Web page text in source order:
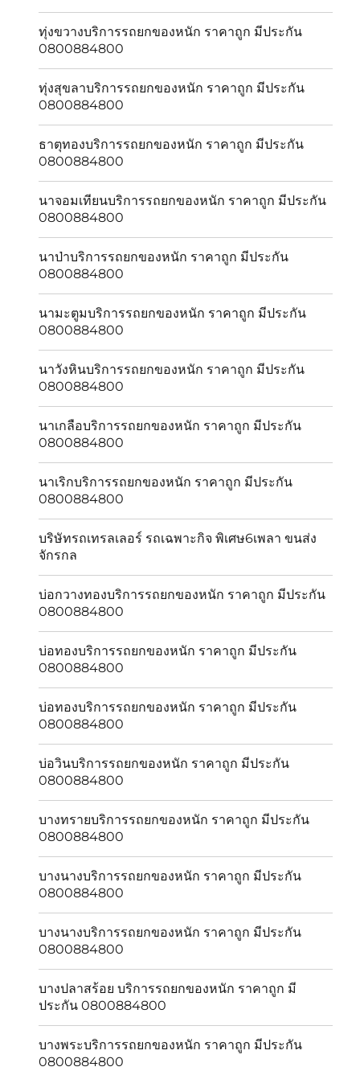
ทุ่งขวางบริการรถยกของหนัก ราคาถูก มีประกัน
0800884800
ทุ่งสุขลาบริการรถยกของหนัก ราคาถูก มีประกัน
0800884800
ธาตุทองบริการรถยกของหนัก ราคาถูก มีประกัน
0800884800
นาจอมเทียนบริการรถยกของหนัก ราคาถูก มีประกัน
0800884800
นาป่าบริการรถยกของหนัก ราคาถูก มีประกัน
0800884800
นามะตูมบริการรถยกของหนัก ราคาถูก มีประกัน
0800884800
นาวังหินบริการรถยกของหนัก ราคาถูก มีประกัน
0800884800
นาเกลือบริการรถยกของหนัก ราคาถูก มีประกัน
0800884800
นาเริกบริการรถยกของหนัก ราคาถูก มีประกัน
0800884800
บริษัทรถเทรลเลอร์ รถเฉพาะกิจ พิเศษ6เพลา ขนส่ง
จักรกล
บ่อกวางทองบริการรถยกของหนัก ราคาถูก มีประกัน
0800884800
บ่อทองบริการรถยกของหนัก ราคาถูก มีประกัน
0800884800
บ่อทองบริการรถยกของหนัก ราคาถูก มีประกัน
0800884800
บ่อวินบริการรถยกของหนัก ราคาถูก มีประกัน
0800884800
บางทรายบริการรถยกของหนัก ราคาถูก มีประกัน
0800884800
บางนางบริการรถยกของหนัก ราคาถูก มีประกัน
0800884800
บางนางบริการรถยกของหนัก ราคาถูก มีประกัน
0800884800
บางปลาสร้อย บริการรถยกของหนัก ราคาถูก มี
ประกัน 0800884800
บางพระบริการรถยกของหนัก ราคาถูก มีประกัน
0800884800